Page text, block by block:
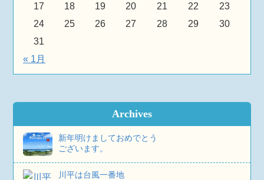
17
18 19 20 21 22
23
24
25 26 27 28 29
30
31
« 1月
Archives
新年明けましておめでとう
ございます。
川平は台風一番地